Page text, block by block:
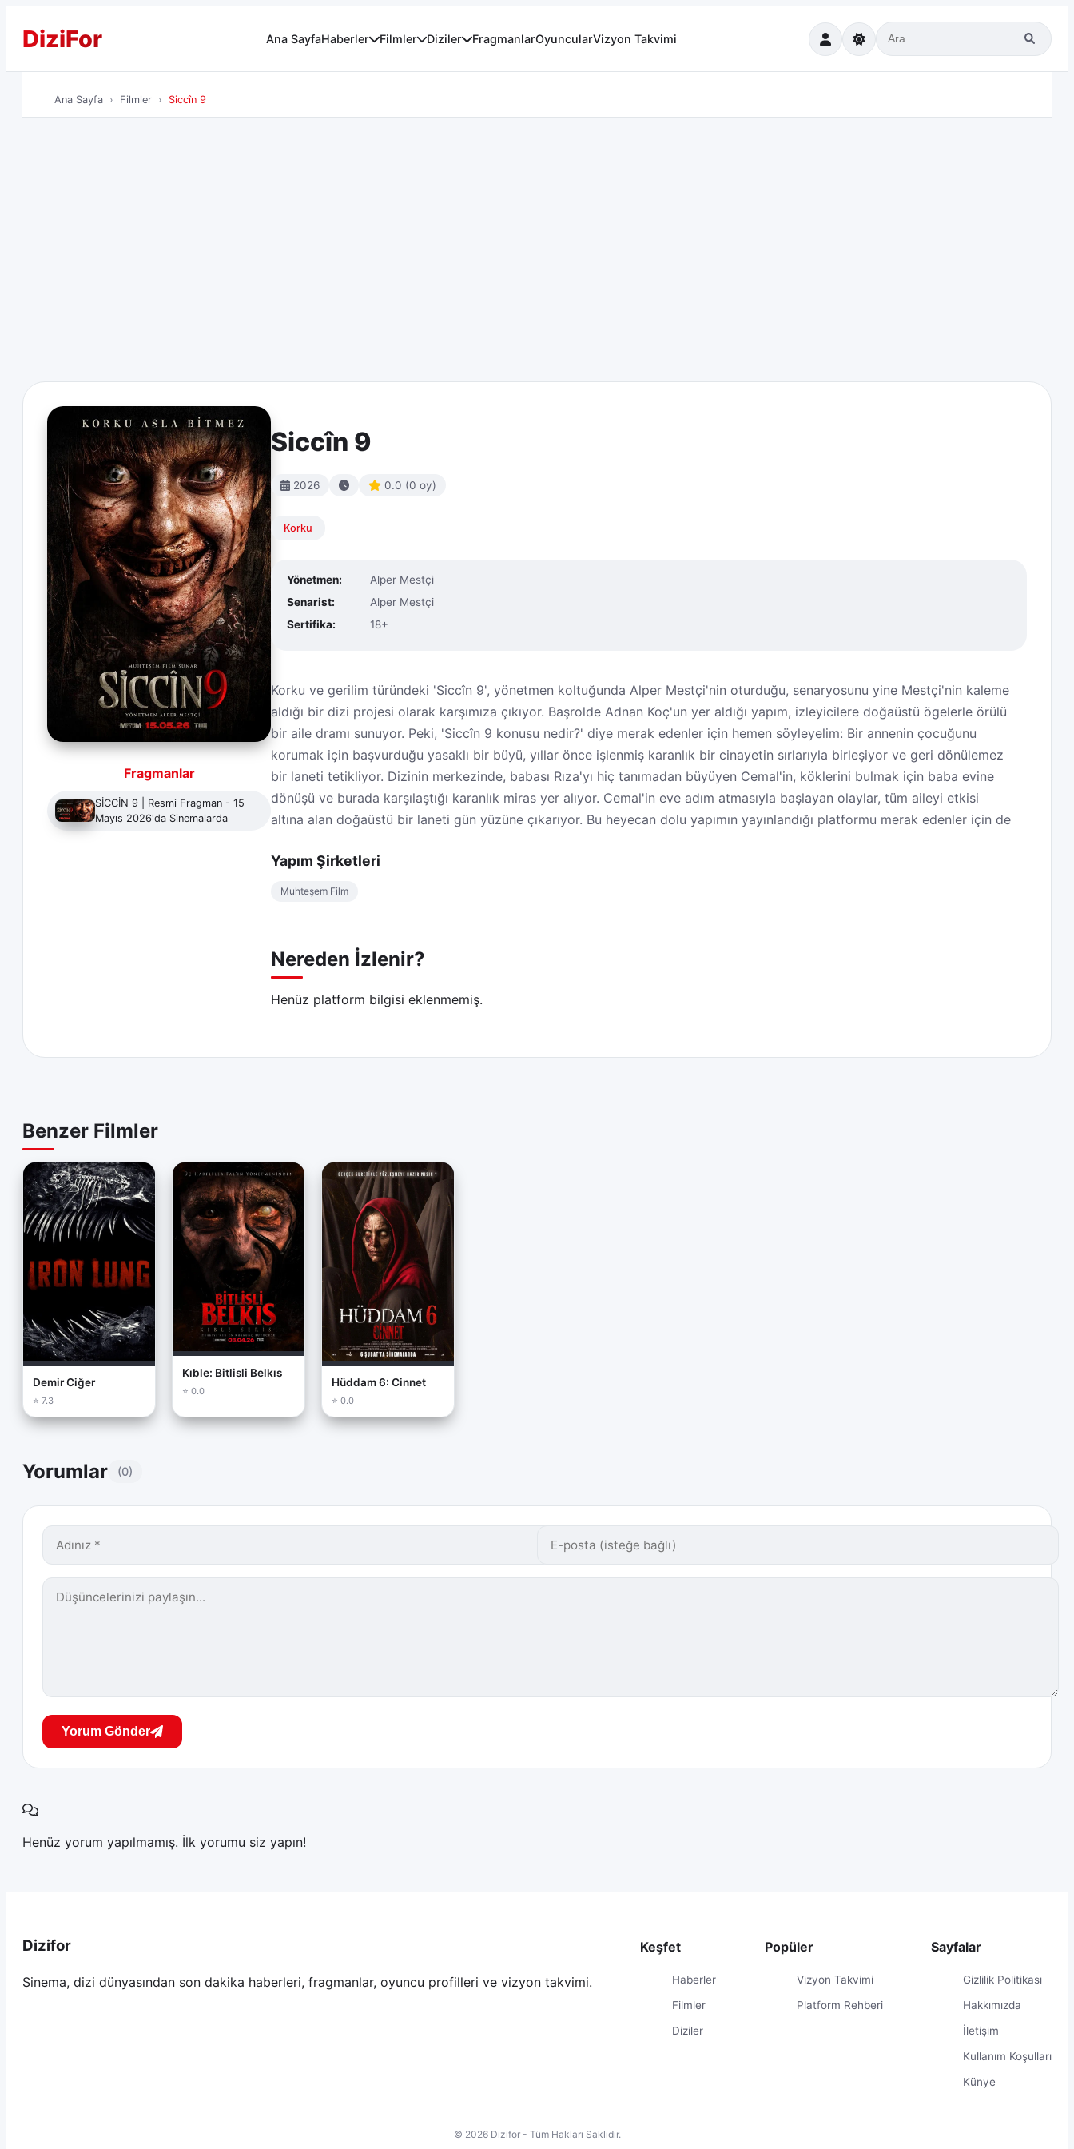
DiziFor Ana SayfaHaberler Filmler Diziler FragmanlarOyuncularVizyon Takvimi
Ana Sayfa Filmler Siccîn 9
Fragmanlar
SİCCİN 9 | Resmi Fragman - 15
Mayıs 2026'da Sinemalarda
Siccîn 9
2026 0.0 (0 oy)
Korku
Yönetmen:
Alper Mestçi
Senarist:
Alper Mestçi
Sertifika:
18+
Korku ve gerilim türündeki 'Siccîn 9', yönetmen koltuğunda Alper Mestçi'nin oturduğu, senaryosunu yine Mestçi'nin kaleme
aldığı bir dizi projesi olarak karşımıza çıkıyor. Başrolde Adnan Koç'un yer aldığı yapım, izleyicilere doğaüstü ögelerle örülü
bir aile dramı sunuyor. Peki, 'Siccîn 9 konusu nedir?' diye merak edenler için hemen söyleyelim: Bir annenin çocuğunu
korumak için başvurduğu yasaklı bir büyü, yıllar önce işlenmiş karanlık bir cinayetin sırlarıyla birleşiyor ve geri dönülemez
bir laneti tetikliyor. Dizinin merkezinde, babası Rıza'yı hiç tanımadan büyüyen Cemal'in, köklerini bulmak için baba evine
dönüşü ve burada karşılaştığı karanlık miras yer alıyor. Cemal'in eve adım atmasıyla başlayan olaylar, tüm aileyi etkisi
altına alan doğaüstü bir laneti gün yüzüne çıkarıyor. Bu heyecan dolu yapımın yayınlandığı platformu merak edenler için de
'Siccîn 9 oyuncuları kimler?' sorusuna yanıt verelim ve kadroyu yakından tanıyalım.
Adnan Koç
'Siccîn 9', korku ve gerilim türünde izleyiciyi ekrana kilitlemeyi başaran bir yapım. Alper Mestçi'nin yönetmenlik ve
senaristlik becerisi, hikayenin doğaüstü unsurlarla harmanlanmasında kendini gösteriyor. Dizinin en güçlü yanı, bir aile
dramını lanet ve büyü gibi mistik ögelerle birleştirerek izleyiciye sürükleyici bir anlatı sunması. Adnan Koç'un canlandırdığı
Cemal karakteri, seyircinin empati kurabileceği bir portre çiziyor. Ancak, hikayenin bazı noktalarda tahmin edilebilir olması,
gerilim dozajını zaman zaman düşürebiliyor. Yine de doğaüstü temalı yapımları sevenler için 'Siccîn 9', merak uyandırıcı ve
izlenmeye değer bir dizi olarak öne çıkıyor. Özellikle Türk korku sinemasının dijital platformlardaki yükselişine katkı
sağlayan bu yapım, türün sevenlerine yeni bir soluk getiriyor.
Yapım Şirketleri
Muhteşem Film
Nereden İzlenir?
Henüz platform bilgisi eklenmemiş.
Benzer Filmler
Demir Ciğer
⭐ 7.3
Kıble: Bitlisli Belkıs
⭐ 0.0
Hüddam 6: Cinnet
⭐ 0.0
Yorumlar (0)
Yorum Gönder
Henüz yorum yapılmamış. İlk yorumu siz yapın!
Dizifor
Sinema, dizi dünyasından son dakika haberleri, fragmanlar, oyuncu profilleri ve vizyon takvimi.
Keşfet
Haberler
Filmler
Diziler
Popüler
Vizyon Takvimi
Platform Rehberi
Sayfalar
Gizlilik Politikası
Hakkımızda
İletişim
Kullanım Koşulları
Künye
© 2026 Dizifor - Tüm Hakları Saklıdır.